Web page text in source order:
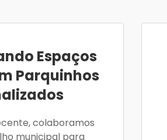
Espaços
Parquinhos
colaboramos
municipal para